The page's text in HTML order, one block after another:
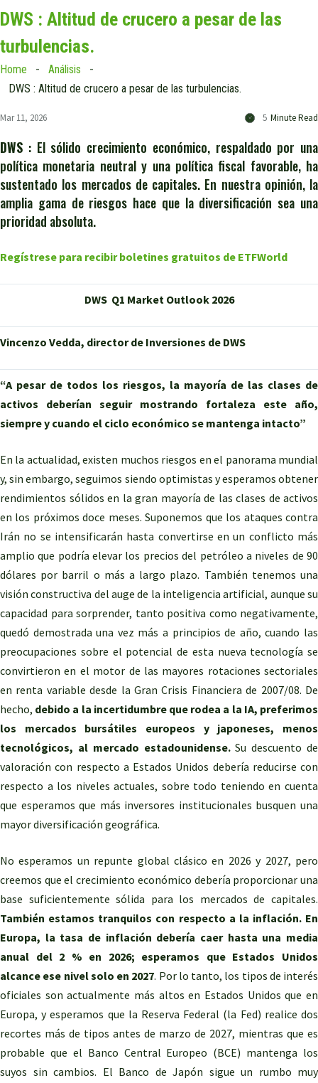
DWS : Altitud de crucero a pesar de las
turbulencias.
Home
Análisis
DWS : Altitud de crucero a pesar de las turbulencias.
Mar 11, 2026 5 Minute Read
DWS : El sólido crecimiento económico, respaldado por una
política monetaria neutral y una política fiscal favorable, ha
sustentado los mercados de capitales. En nuestra opinión, la
amplia gama de riesgos hace que la diversificación sea una
prioridad absoluta.
Regístrese para recibir boletines gratuitos de ETFWorld
DWS Q1 Market Outlook 2026
Vincenzo Vedda, director de Inversiones de DWS
“A pesar de todos los riesgos, la mayoría de las clases de
activos deberían seguir mostrando fortaleza este año,
siempre y cuando el ciclo económico se mantenga intacto”
En la actualidad, existen muchos riesgos en el panorama mundial
y, sin embargo, seguimos siendo optimistas y esperamos obtener
rendimientos sólidos en la gran mayoría de las clases de activos
en los próximos doce meses. Suponemos que los ataques contra
Irán no se intensificarán hasta convertirse en un conflicto más
amplio que podría elevar los precios del petróleo a niveles de 90
dólares por barril o más a largo plazo. También tenemos una
visión constructiva del auge de la inteligencia artificial, aunque su
capacidad para sorprender, tanto positiva como negativamente,
quedó demostrada una vez más a principios de año, cuando las
preocupaciones sobre el potencial de esta nueva tecnología se
convirtieron en el motor de las mayores rotaciones sectoriales
en renta variable desde la Gran Crisis Financiera de 2007/08. De
hecho, debido a la incertidumbre que rodea a la IA, preferimos
los mercados bursátiles europeos y japoneses, menos
tecnológicos, al mercado estadounidense.Su descuento de
valoración con respecto a Estados Unidos debería reducirse con
respecto a los niveles actuales, sobre todo teniendo en cuenta
que esperamos que más inversores institucionales busquen una
mayor diversificación geográfica.
No esperamos un repunte global clásico en 2026 y 2027, pero
creemos que el crecimiento económico debería proporcionar una
base suficientemente sólida para los mercados de capitales.
También estamos tranquilos con respecto a la inflación. En
Europa, la tasa de inflación debería caer hasta una media
anual del 2 % en 2026; esperamos que Estados Unidos
alcance ese nivel solo en 2027. Por lo tanto, los tipos de interés
oficiales son actualmente más altos en Estados Unidos que en
Europa, y esperamos que la Reserva Federal (la Fed) realice dos
recortes más de tipos antes de marzo de 2027, mientras que es
probable que el Banco Central Europeo (BCE) mantenga los
suyos sin cambios. El Banco de Japón sigue un rumbo muy